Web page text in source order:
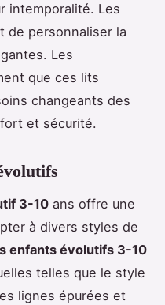
intemporalité. Les
de personnaliser la
Les
que ces lits
changeants des
et sécurité.
3-10 ans offre une
à divers styles de
enfants évolutifs 3-10
telles que le style
lignes épurées et